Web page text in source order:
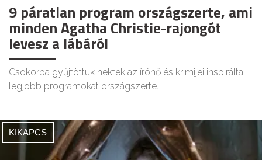
9 páratlan program országszerte, ami
minden Agatha Christie-rajongót
levesz a lábáról
Csokorba gyűjtöttük nektek az írónő és krimijei inspirálta
legjobb programokat országszerte.
KIKAPCS